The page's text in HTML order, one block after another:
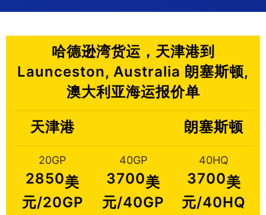
哈德逊湾货运，天津港到
Launceston, Australia 朗塞斯顿,
澳大利亚海运报价单
天津港 朗塞斯顿
20GP
2850美
元/20GP
40GP
3700美
元/40GP
40HQ
3700美
元/40HQ